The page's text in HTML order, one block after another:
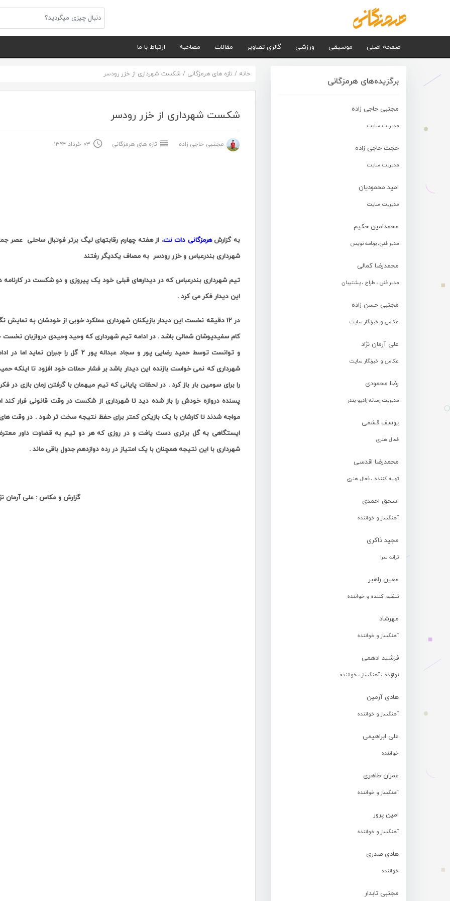
صفحه اصلی موسیقی ورزشی گالری تصاویر مقالات مصاحبه ارتباط با ما
برگزیده‌های هرمزگانی
مجتبی حاجی زاده
مدیریت سایت
حجت حاجی زاده
مدیریت سایت
امید محمودیان
مدیریت سایت
محمدامین حکیم
مدیر فنی، برنامه نویس
محمدرضا کمالی
مدیر فنی ، طراح ، پشتیبان
مجتبی حسن زاده
عکاس و خبرنگار سایت
علی آرمان نژاد
عکاس و خبرنگار سایت
رضا محمودی
مدیریت رسانه رادیو بندر
یوسف قشمی
فعال هنری
محمدرضا اقدسی
تهیه کننده ، فعال هنری
اسحق احمدی
آهنگساز و خواننده
مجید ذاکری
ترانه سرا
معین راهبر
تنظیم کننده و خواننده
مهرشاد
آهنگساز و خواننده
فرشید ادهمی
نوازنده ، آهنگساز ، خواننده
هادی آرمین
آهنگساز و خواننده
علی ابراهیمی
خواننده
عمران طاهری
آهنگساز و خواننده
امین پرور
آهنگساز و خواننده
هادی صدری
خواننده
مجتبی تابدار
خانه / تازه های هرمزگانی / شکست شهرداری از خزر رودسر
شکست شهرداری از خزر رودسر
مجتبی حاجی زاده تازه های هرمزگانی ۰۳ خرداد ۱۳۹۴
به گزارشهرمزگانی دات نت، از هفته چهارم رقابتهایلیگ برترفوتبال ساحلی عصر
شهرداری بندرعباس و خزر رودسر به مصاف یکدیگر رفتند
این دیدار فکر می کرد .
کام سفیدپوشان شمالی باشد . در ادامه تیم شهرداری که وحید وحیدی دروازبان نخست
و توانست توسط حمید رضایی پور و سجاد
شهرداری که نمی خواست بازنده این دیدار باشد بر فشار حملات خود افزود تا اینکه
را برای سومین بار باز کرد . در لحظات پایانی که تیم میهمان با گرفتن زمان بازی
پسنده دروازه خودش را باز شده دید تا شهرداری از شکست در وقت قانونی فرار کند
مواجه شدند تا کارشان با یک بازیکن کمتر برای حفظ نتیجه سخت تر شود . در وقت
ایستگاهی به گل برتری دست یافت و در روزی که هر دو تیم به قضاوت داور معترض
شهرداری با این نتیجه همچنان با یک امتیاز در رده دوازدهم جدول باقی ماند .
گزارش و عکاس : علی آرمان